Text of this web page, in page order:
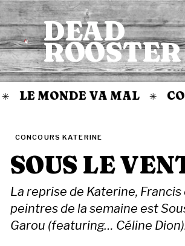
Accueil
DEAD
ROOSTER
LE MONDE VA MAL ✳
CONCOURS KATERINE
SOUS LE
La reprise de Katerine, Francis
peintres de la semaine est
Garou (featuring… Céline